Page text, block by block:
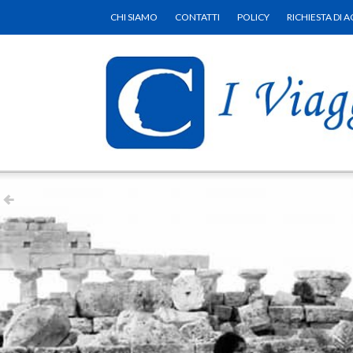
CHI SIAMO CONTATTI POLICY RICHIESTA DI